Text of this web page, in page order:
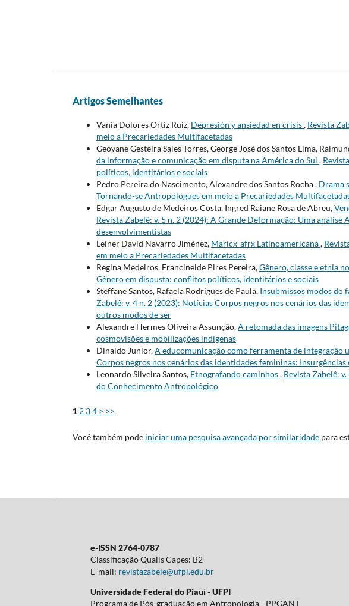
Artigos Semelhantes
Vania Dolores Ortiz Ruiz, Depresión y ansiedad en crisis, Revista
meio a Precariedades Multifacetadas
Geovane Gesteira Sales Torres, George José dos Santos Lima,
da informação e comunicação em disputa na América do Sul ,
políticos, identitários e sociais
Pedro Pereira do Nascimento, Alexandre dos Santos Rocha , Drama
Tornando-se Antropólogues em meio a Precariedades
Edgar Augusto de Medeiros Costa, Ingred Raiane Rosa de Abreu,
Revista Zabelê: v. 5 n. 2 (2024): A Grande Deformação: Uma
desenvolvimentistas
Leiner David Navarro Jiménez, Maricx-afrx Latinoamericana,
em meio a Precariedades Multifacetadas
Regina Medeiros, Francineide Pires Pereira,Gênero, classe e etnia
Gênero em dispusta: conflitos políticos, identitários e sociais
Steffane Santos, Rafaela Rodrigues de Paula, Insubmissos modos do
Zabelê: v. 4 n. 2 (2023): Notícias Corpos negros nos cenários das
outros modos de ser
Alexandre Hermes Oliveira Assunção,A retomada das imagens
cosmovisões e mobilizações indígenas
Dinaldo Junior,A educomunicação como ferramenta de integração
Corpos negros nos cenários das identidades femininas:
Leonardo Silveira Santos, Etnografando caminhos, Revista Zabelê:
do Conhecimento Antropológico
12 34 > >>
Você também pode iniciar uma pesquisa avançada por similaridade para
e-ISSN 2764-0787
Classificação Qualis Capes: B2
E-mail: revistazabele@ufpi.edu.br
Universidade Federal do Piauí - UFPI
Programa de Pós-graduação em Antropologia - PPGANT